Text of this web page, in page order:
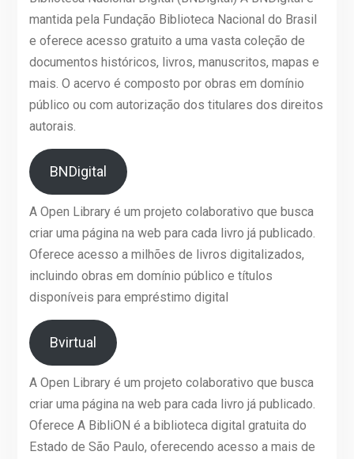
mantida pela Fundação Biblioteca Nacional do Brasil
e oferece acesso gratuito a uma vasta coleção de
documentos históricos, livros, manuscritos, mapas e
mais. O acervo é composto por obras em domínio
público ou com autorização dos titulares dos direitos
autorais.
BNDigital
A Open Library é um projeto colaborativo que busca
criar uma página na web para cada livro já publicado.
Oferece acesso a milhões de livros digitalizados,
incluindo obras em domínio público e títulos
disponíveis para empréstimo digital
Bvirtual
A Open Library é um projeto colaborativo que busca
criar uma página na web para cada livro já publicado.
Oferece A BibliON é a biblioteca digital gratuita do
Estado de São Paulo, oferecendo acesso a mais de